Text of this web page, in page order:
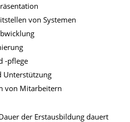
von Systemen
-pflege
Unterstützung
von Mitarbeitern
der Erstausbildung dauert